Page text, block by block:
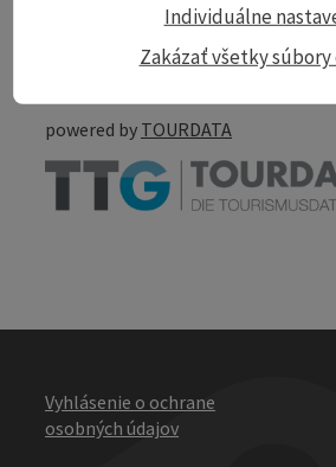
Print article
powered by TOURDATA
Vyhlásenie o ochrane
osobných údajov
Zakázať všetky súbory
Individuálne